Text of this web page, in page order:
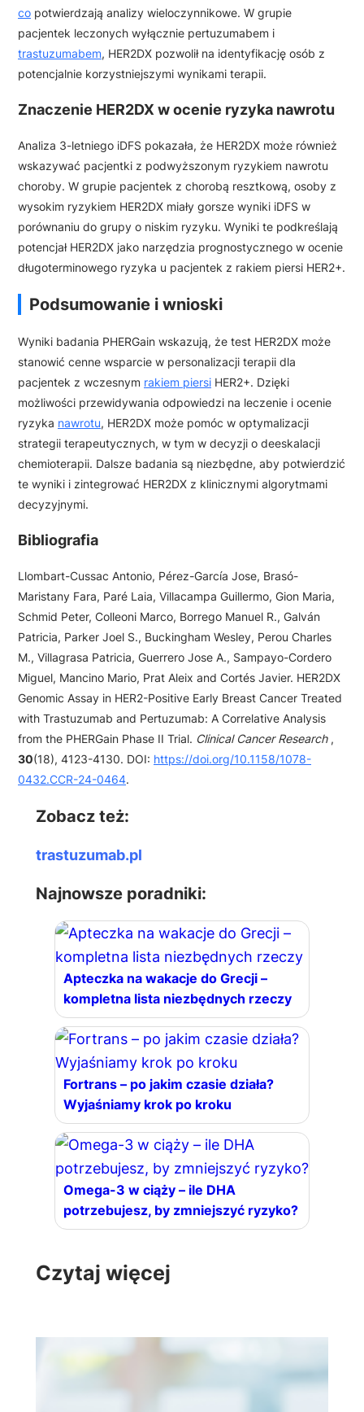
co potwierdzają analizy wieloczynnikowe. W grupie
pacjentek leczonych wyłącznie pertuzumabem i
trastuzumabem, HER2DX pozwolił na identyfikację osób z
potencjalnie korzystniejszymi wynikami terapii.
Znaczenie HER2DX w ocenie ryzyka nawrotu
Analiza 3-letniego iDFS pokazała, że HER2DX może również
wskazywać pacjentki z podwyższonym ryzykiem nawrotu
choroby. W grupie pacjentek z chorobą resztkową, osoby z
wysokim ryzykiem HER2DX miały gorsze wyniki iDFS w
porównaniu do grupy o niskim ryzyku. Wyniki te podkreślają
potencjał HER2DX jako narzędzia prognostycznego w ocenie
długoterminowego ryzyka u pacjentek z rakiem piersi HER2+.
Podsumowanie i wnioski
Wyniki badania PHERGain wskazują, że test HER2DX może
stanowić cenne wsparcie w personalizacji terapii dla
pacjentek z wczesnym rakiem piersi HER2+. Dzięki
możliwości przewidywania odpowiedzi na leczenie i ocenie
ryzyka nawrotu, HER2DX może pomóc w optymalizacji
strategii terapeutycznych, w tym w decyzji o deeskalacji
chemioterapii. Dalsze badania są niezbędne, aby potwierdzić
te wyniki i zintegrować HER2DX z klinicznymi algorytmami
decyzyjnymi.
Bibliografia
Llombart-Cussac Antonio, Pérez-García Jose, Brasó-
Maristany Fara, Paré Laia, Villacampa Guillermo, Gion Maria,
Schmid Peter, Colleoni Marco, Borrego Manuel R., Galván
Patricia, Parker Joel S., Buckingham Wesley, Perou Charles
M., Villagrasa Patricia, Guerrero Jose A., Sampayo-Cordero
Miguel, Mancino Mario, Prat Aleix and Cortés Javier. HER2DX
Genomic Assay in HER2-Positive Early Breast Cancer Treated
with Trastuzumab and Pertuzumab: A Correlative Analysis
from the PHERGain Phase II Trial. Clinical Cancer Research ,
30(18), 4123-4130. DOI: https://doi.org/10.1158/1078-
0432.CCR-24-0464.
Zobacz też:
trastuzumab.pl
Najnowsze poradniki:
Apteczka na wakacje do Grecji –
kompletna lista niezbędnych rzeczy
Fortrans – po jakim czasie działa?
Wyjaśniamy krok po kroku
Omega-3 w ciąży – ile DHA
potrzebujesz, by zmniejszyć ryzyko?
Czytaj więcej